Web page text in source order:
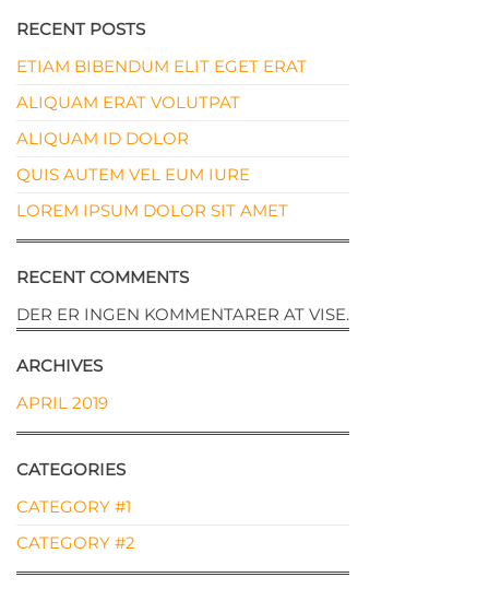
RECENT POSTS
ETIAM BIBENDUM ELIT EGET ERAT
ALIQUAM ERAT VOLUTPAT
ALIQUAM ID DOLOR
QUIS AUTEM VEL EUM IURE
LOREM IPSUM DOLOR SIT AMET
RECENT COMMENTS
DER ER INGEN KOMMENTARER AT VISE.
ARCHIVES
APRIL 2019
CATEGORIES
CATEGORY #1
CATEGORY #2